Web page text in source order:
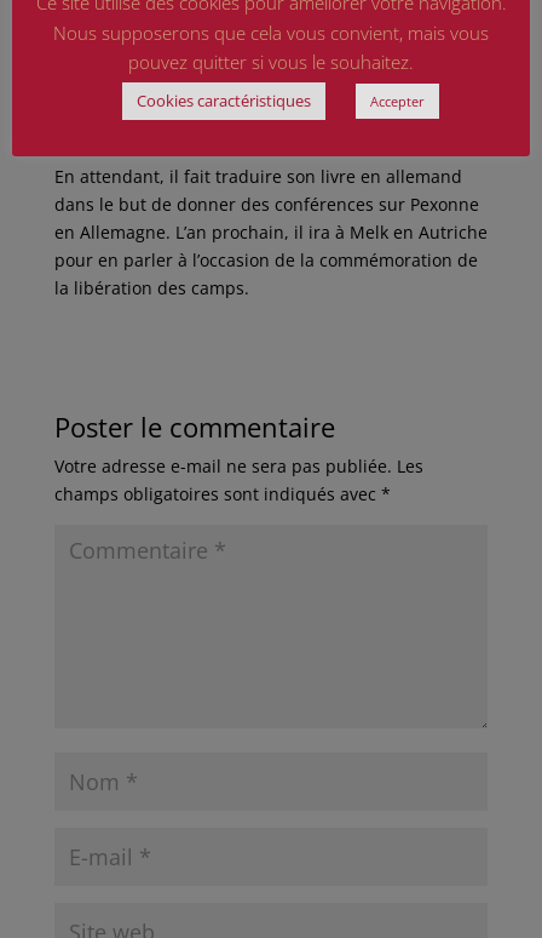
L’histoire de cette rafle, Guillaume Maisse souhaite la
raconter autrement : « J’ai le projet de monter une
pièce de théâtre qui serait le procès de Wenger »,
En attendant, il fait traduire son livre en allemand
dans le but de donner des conférences sur Pexonne
en Allemagne. L’an prochain, il ira à Melk en Autriche
pour en parler à l’occasion de la commémoration de
la libération des camps.
Poster le commentaire
Votre adresse e-mail ne sera pas publiée. Les
champs obligatoires sont indiqués avec *
Nous supposerons que cela vous convient, mais vous
pouvez quitter si vous le souhaitez.
Cookies caractéristiques Accepter